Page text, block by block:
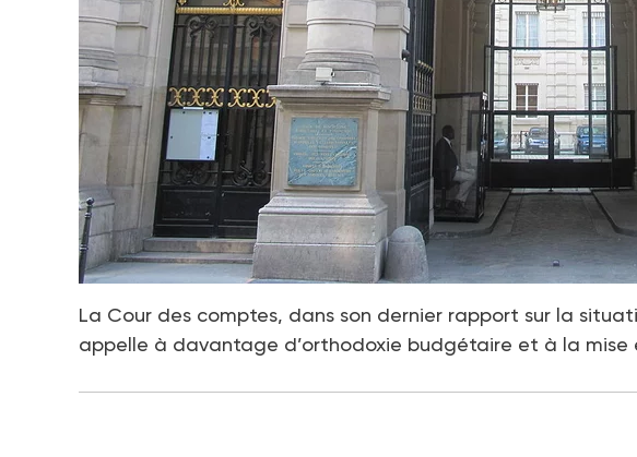
La Cour des comptes, dans son dernier rapport sur la
appelle à davantage d’orthodoxie budgétaire et à la mise